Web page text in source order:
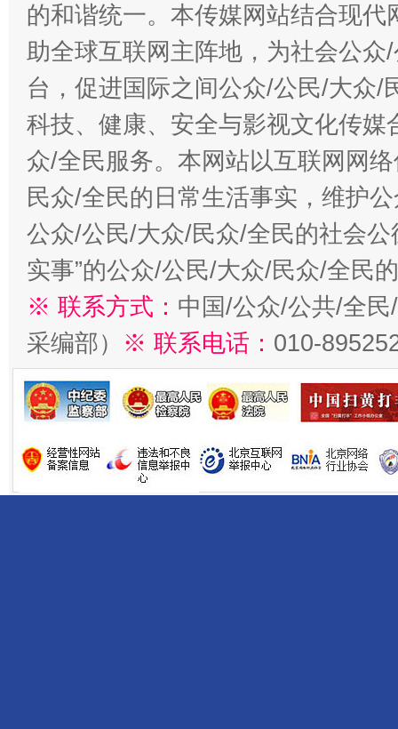
的和谐统一。本传媒网站结合现
助全球互联网主阵地，为社会公
台，促进国际之间公众/公民/大众/
科技、健康、安全与影视文化传
众/全民服务。本网站以互联网网
民众/全民的日常生活事实，维护
公众/公民/大众/民众/全民的社会公
实事”的公众/公民/大众/民众/全民
※ 联系方式： 中国/公众/公共/全
采编部） ※ 联系电话： 010-